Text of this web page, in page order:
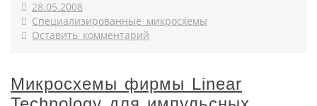
28.05.2008
Специализированные микросхемы
Оставить комментарий
Микросхемы фирмы Linear